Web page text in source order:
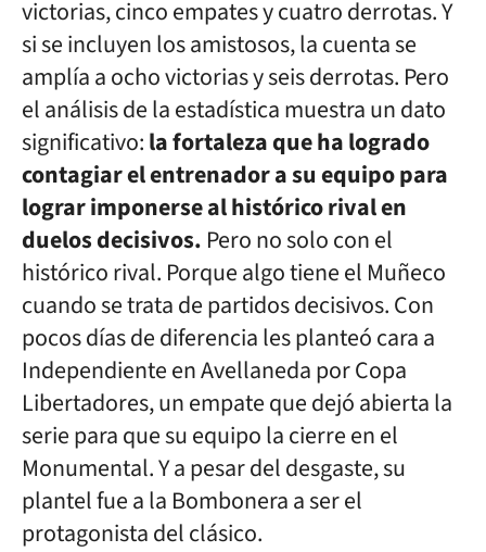
victorias, cinco empates y cuatro derrotas. Y
si se incluyen los amistosos, la cuenta se
amplía a ocho victorias y seis derrotas. Pero
el análisis de la estadística muestra un dato
significativo:la fortaleza que ha logrado
contagiar el entrenador a su equipo para
lograr imponerse al histórico rival en
duelos decisivos. Pero no solo con el
histórico rival. Porque algo tiene el Muñeco
cuando se trata de partidos decisivos. Con
pocos días de diferencia les planteó cara a
Independiente en Avellaneda por Copa
Libertadores, un empate que dejó abierta la
serie para que su equipo la cierre en el
Monumental. Y a pesar del desgaste, su
plantel fue a la Bombonera a ser el
protagonista del clásico.